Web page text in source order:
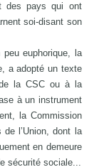
des pays qui ont
soi-disant son
euphorique, la
a adopté un texte
la CSC ou à la
à un instrument
la Commission
l’Union, dont la
en demeure
sécurité sociale...